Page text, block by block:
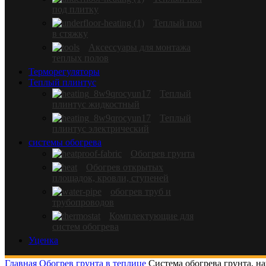
под плитку
Теплый пол
в стяжку
Аксессуары для монтажа
теплых полов
Терморегуляторы
Теплый плинтус
Теплый
плинтус жидкостный
Теплый
плинтус электрический
системы обогрева
Обогрев грунта
Обогрев открытых
площадок, кровли, ступеней
обогрев труб и
трубопроводов
Комплектующие для
систем обогрева
Уценка
Главная Обогрев грунта в теплице Система обогрева грунта,